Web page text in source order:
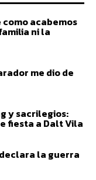
como acabemos
ni la
me dio de
y sacrilegios:
fiesta a Dalt Vila
la guerra